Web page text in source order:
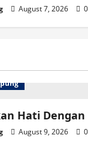
August 7, 2026 0
Hati Dengan
August 9, 2026
0